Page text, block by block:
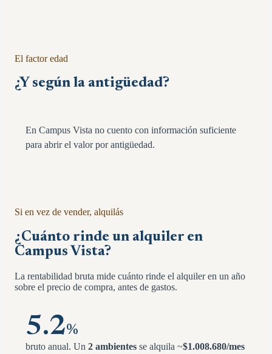
El factor edad
¿Y según la antigüedad?
En Campus Vista no cuento con información suficiente
para abrir el valor por antigüedad.
Si en vez de vender, alquilás
¿Cuánto rinde un alquiler en
Campus Vista?
La rentabilidad bruta mide cuánto rinde el alquiler en un año
sobre el precio de compra, antes de gastos.
5.2%
bruto anual. Un 2 ambientes se alquila ~$1.008.680/mes